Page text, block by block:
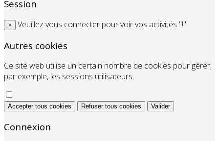
Session
× Veuillez vous connecter pour voir vos activités "!"
Autres cookies
Ce site web utilise un certain nombre de cookies pour gérer,
par exemple, les sessions utilisateurs.
Accepter tous cookies Refuser tous cookies Valider
Connexion